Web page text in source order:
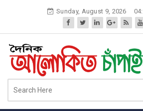
Sunday, August 9, 2026